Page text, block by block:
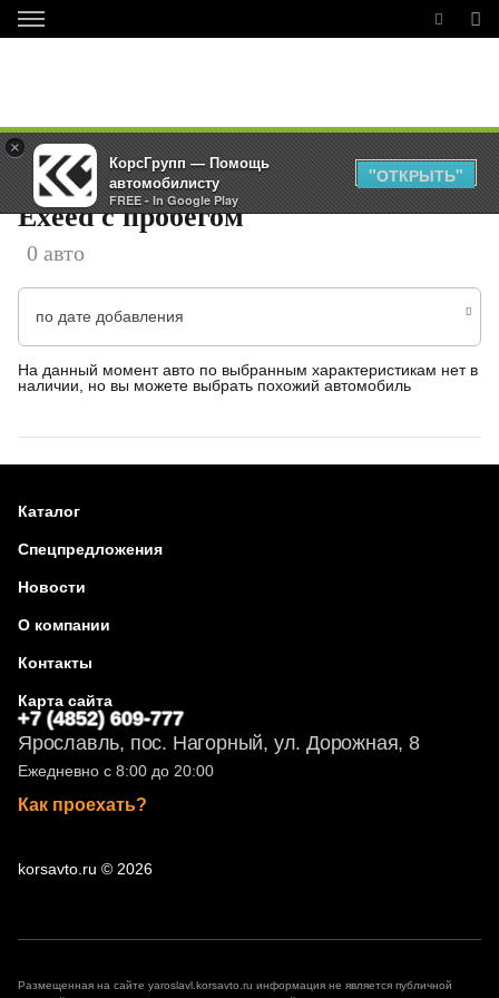
ПОДОБРАТЬ АВТОМОБИЛЬ
Exeed с пробегом
0 авто
по дате добавления
На данный момент авто по выбранным характеристикам нет в
наличии, но вы можете выбрать похожий автомобиль
Каталог
Спецпредложения
Новости
О компании
Контакты
Карта сайта
+7 (4852) 609-777
Ярославль, пос. Нагорный, ул. Дорожная, 8
Ежедневно с 8:00 до 20:00
Как проехать?
korsavto.ru © 2026
Размещенная на сайте yaroslavl.korsavto.ru информация не является публичной
×
КорсГрупп — Помощь
автомобилисту
FREE - In Google Play
"ОТКРЫТЬ"